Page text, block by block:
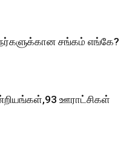
சங்கம் எங்கே?
ஊராட்சிகள்